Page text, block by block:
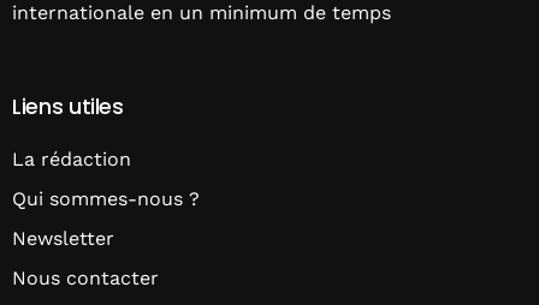
internationale en un minimum de temps
Liens utiles
La rédaction
Qui sommes-nous ?
Newsletter
Nous contacter